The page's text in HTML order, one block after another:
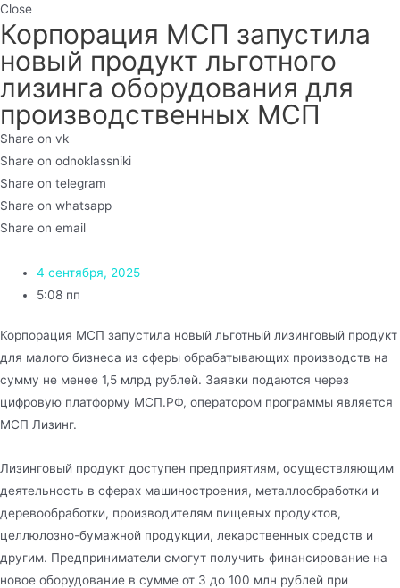
Close
Корпорация МСП запустила
новый продукт льготного
лизинга оборудования для
производственных МСП
Share on vk
Share on odnoklassniki
Share on telegram
Share on whatsapp
Share on email
4 сентября, 2025
5:08 пп
Корпорация МСП запустила новый льготный лизинговый продукт
для малого бизнеса из сферы обрабатывающих производств на
сумму не менее 1,5 млрд рублей. Заявки подаются через
цифровую платформу МСП.РФ, оператором программы является
МСП Лизинг.
Лизинговый продукт доступен предприятиям, осуществляющим
деятельность в сферах машиностроения, металлообработки и
деревообработки, производителям пищевых продуктов,
целлюлозно-бумажной продукции, лекарственных средств и
другим. Предприниматели смогут получить финансирование на
новое оборудование в сумме от 3 до 100 млн рублей при